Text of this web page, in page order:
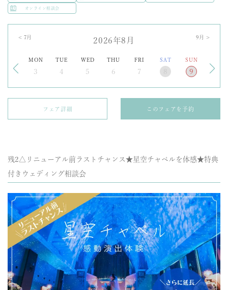
オンライン相談会
2026年8月
MON TUE WED THU FRI SAT SUN
3 4 5 6 7 9
9 月 >
< 7 月
フェア詳細 このフェアを予約
残2△リニューアル前ラストチャンス★星空チャペルを体感★特典
付きウェディング相談会